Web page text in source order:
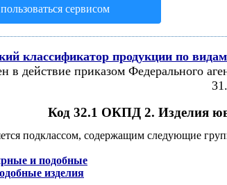
сервисом
классификатор продукции по
в действие приказом Федерального
Код 32.1 ОКПД 2. Изделия
подклассом, содержащим следующие
и подобные
изделия